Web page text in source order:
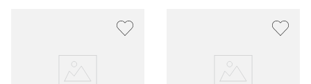
procesará desde el día hábil siguiente. Por higiene y
aceptamos devoluciones en ropa interior y trajes de